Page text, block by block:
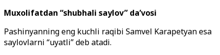
Muxolifatdan “shubhali saylov” da’vosi
Pashinyanning eng kuchli raqibi Samvel Karapetyan esa
saylovlarni “uyatli” deb atadi.